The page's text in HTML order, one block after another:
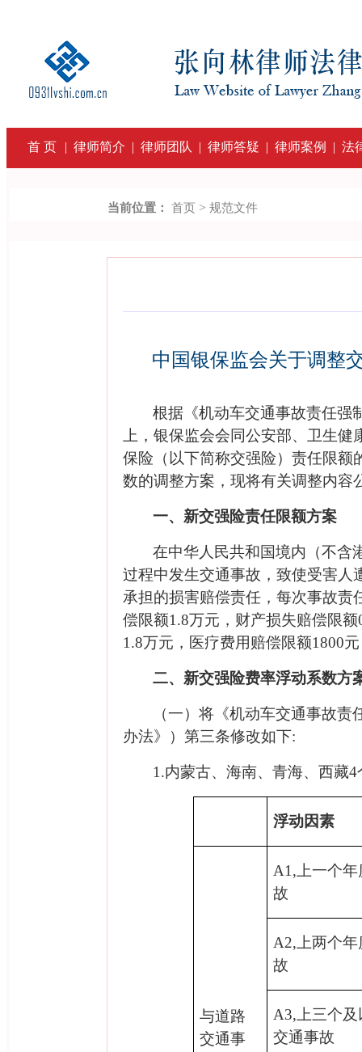
首 页 | 律师简介 | 律师团队 | 律师答疑 | 律师案例 | 法
当前位置： 首页 > 规范文件
中国银保监会关于调整
根据《机动车交通事故责任强
上，银保监会会同公安部、卫生健
保险（以下简称交强险）责任限额
数的调整方案，现将有关调整内容
一、 新交强险责任限额方案
在中华人民共和国境内（不含
过程中发生交通事故，致使受害人
承担的损害赔偿责任，每次事故责
偿限额1.8万元，财产损失赔偿限额
1.8万元，医疗费用赔偿限额1800
二、 新交强险费率浮动系数方
（一）将《机动车交通事故
办法》）第三条修改如下:
1.内蒙古、海南、青海、西藏4
浮动因素
与道路
交通事
A1, 上一个
故
A2, 上两个
故
A3, 上三个
交通事故